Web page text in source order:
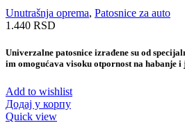
Unutrašnja oprema, Patosnice za auto
1.440 RSD
Univerzalne patosnice izrađene su od
im omogućava visoku otpornost na habanje i
Add to wishlist
Додај у корпу
Quick view